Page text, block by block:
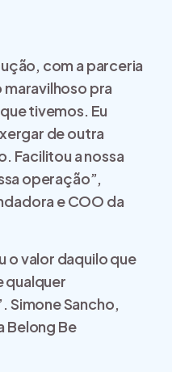
com a parceria
pra
tivemos. Eu
de outra
Facilitou a nossa
operação”,
e COO da
o valor daquilo que
qualquer
Simone Sancho,
Belong Be